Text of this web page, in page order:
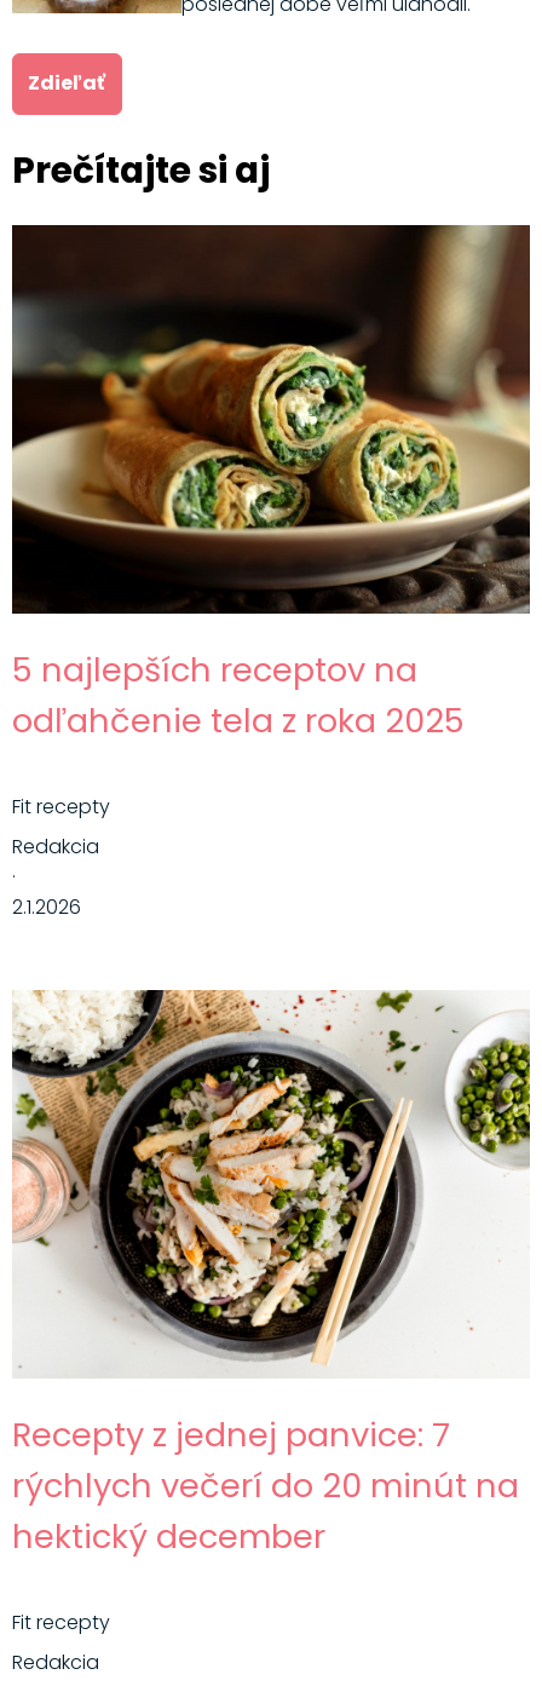
Zdieľať
Prečítajte si aj
5 najlepších receptov na
odľahčenie tela z roka 2025
Fit recepty
Redakcia
·
2.1.2026
Recepty z jednej panvice: 7
rýchlych večerí do 20 minút na
hektický december
Fit recepty
Redakcia